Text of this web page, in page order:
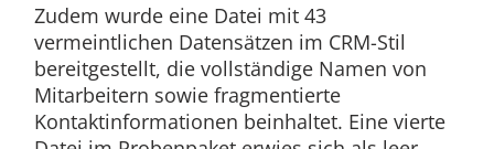
Zudem wurde eine Datei mit 43
vermeintlichen Datensätzen im CRM-Stil
bereitgestellt, die vollständige Namen von
Mitarbeitern sowie fragmentierte
Kontaktinformationen beinhaltet. Eine vierte